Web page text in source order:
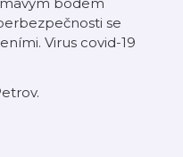
se
Virus covid-19